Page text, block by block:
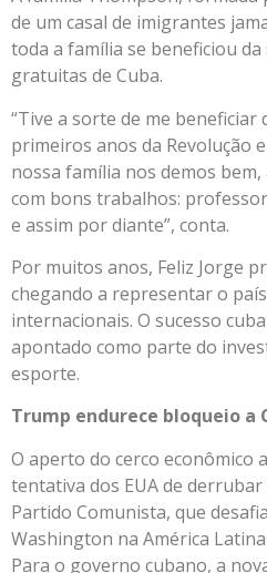
de um casal de imigrantes
toda a família se beneficiou da
gratuitas de Cuba.
“Tive a sorte de me beneficiar
primeiros anos da Revolução
nossa família nos demos
com bons trabalhos:
e assim por diante”, conta.
Por muitos anos, Feliz Jorge
chegando a representar o
internacionais. O sucesso
apontado como parte do
esporte.
Trump endurece bloqueio a
O aperto do cerco econômico
tentativa dos EUA de
Partido Comunista, que
Washington na América
Para o governo cubano, a